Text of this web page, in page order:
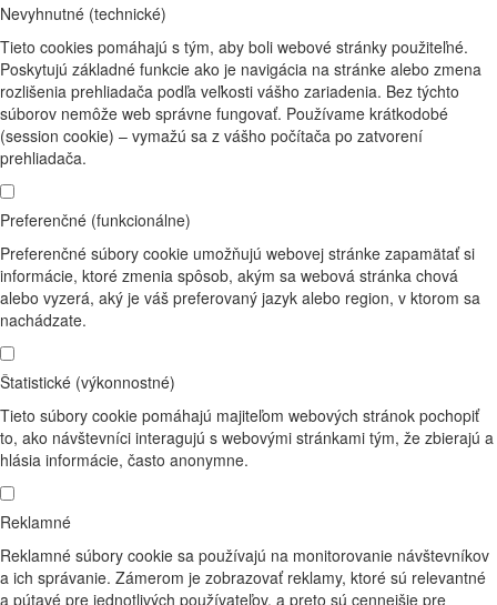
Nevyhnutné (technické)
Tieto cookies pomáhajú s tým, aby boli webové stránky použiteľné.
Poskytujú základné funkcie ako je navigácia na stránke alebo zmena
rozlišenia prehliadača podľa veľkosti vášho zariadenia. Bez týchto
súborov nemôže web správne fungovať. Používame krátkodobé
(session cookie) – vymažú sa z vášho počítača po zatvorení
prehliadača.
Preferenčné (funkcionálne)
Preferenčné súbory cookie umožňujú webovej stránke zapamätať si
informácie, ktoré zmenia spôsob, akým sa webová stránka chová
alebo vyzerá, aký je váš preferovaný jazyk alebo region, v ktorom sa
nachádzate.
Štatistické (výkonnostné)
Tieto súbory cookie pomáhajú majiteľom webových stránok pochopiť
to, ako návštevníci interagujú s webovými stránkami tým, že zbierajú a
hlásia informácie, často anonymne.
Reklamné
Reklamné súbory cookie sa používajú na monitorovanie návštevníkov
a ich správanie. Zámerom je zobrazovať reklamy, ktoré sú relevantné
a pútavé pre jednotlivých používateľov, a preto sú cennejšie pre